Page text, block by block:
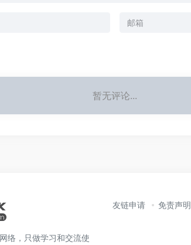
暂无评论...
络，只做学习和交流使
友链申请 免责声明